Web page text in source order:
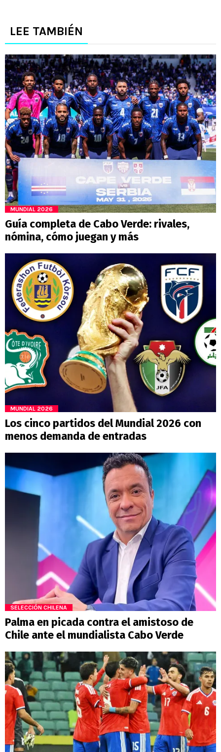
LEE TAMBIÉN
MUNDIAL 2026
Guía completa de Cabo Verde: rivales,
nómina, cómo juegan y más
MUNDIAL 2026
Los cinco partidos del Mundial 2026 con
menos demanda de entradas
SELECCIÓN CHILENA
Palma en picada contra el amistoso de
Chile ante el mundialista Cabo Verde